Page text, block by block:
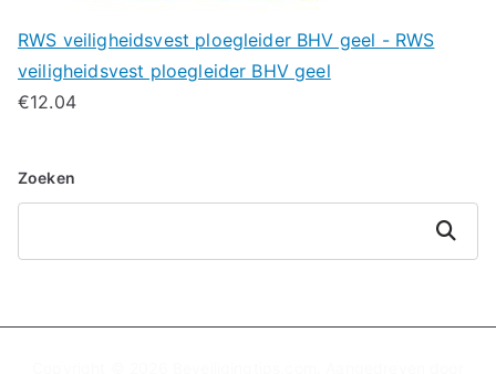
RWS veiligheidsvest ploegleider BHV geel - RWS
veiligheidsvest ploegleider BHV geel
€12.04
Zoeken
Zoeken